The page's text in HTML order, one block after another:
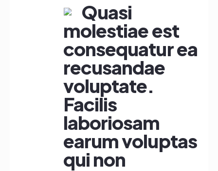
Quasi
molestiae est
consequatur ea
recusandae
voluptate.
Facilis
laboriosam
earum voluptas
qui non